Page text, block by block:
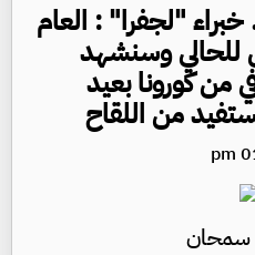
في 2021 ... خبراء "لجفرا" : العام
للحالي وسنشهد
من كورونا بعيد
من اللقاح
سمحان